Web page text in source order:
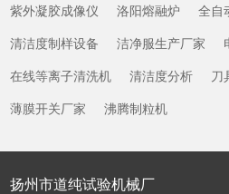
紫外凝胶成像仪 洛阳熔融炉 全自
清洁度制样设备 洁净服生产厂家
在线等离子清洗机 清洁度分析 刀
薄膜开关厂家 沸腾制粒机
扬州市道纯试验机械厂